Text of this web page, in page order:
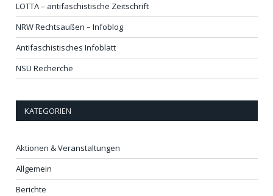
LOTTA – antifaschistische Zeitschrift
NRW Rechtsaußen – Infoblog
Antifaschistisches Infoblatt
NSU Recherche
KATEGORIEN
Aktionen & Veranstaltungen
Allgemein
Berichte